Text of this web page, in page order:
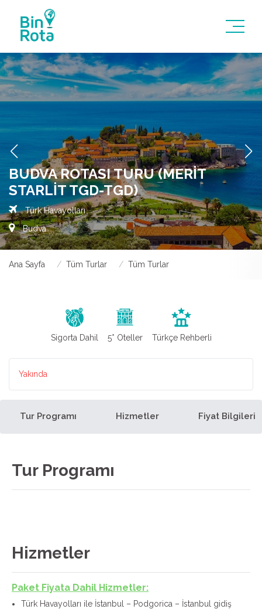
BUDVA ROTASI TURU (MERIT
STARLIT TGD-TGD)
Türk Havayolları
Budva
Ana Sayfa Tüm Turlar Tüm Turlar
Sigorta Dahil 5* Oteller Türkçe Rehberli
Yakında
Tur Programı Hizmetler Fiyat Bilgileri
Tur Programı
Hizmetler
Paket Fiyata Dahil Hizmetler:
Türk Havayolları ile İstanbul – Podgorica – İstanbul gidiş